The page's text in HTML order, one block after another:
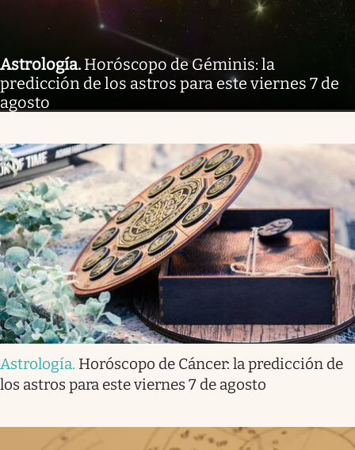
Astrología. Horóscopo de Géminis: la
predicción de los astros para este viernes 7 de
agosto
Astrología. Horóscopo de Cáncer: la predicción de
los astros para este viernes 7 de agosto